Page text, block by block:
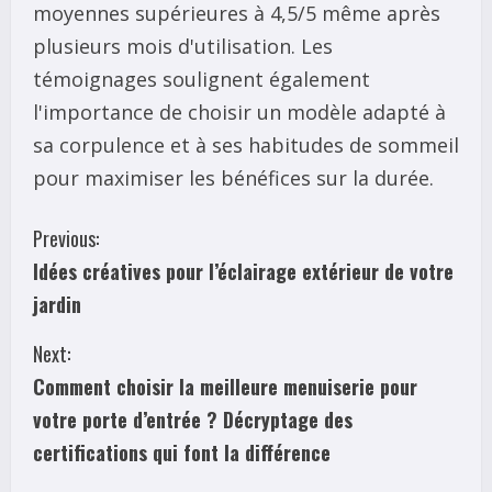
moyennes supérieures à 4,5/5 même après
plusieurs mois d'utilisation. Les
témoignages soulignent également
l'importance de choisir un modèle adapté à
sa corpulence et à ses habitudes de sommeil
pour maximiser les bénéfices sur la durée.
C
o
n
t
i
n
Previous:
Idées créatives pour l’éclairage extérieur de votre
jardin
Next:
Comment choisir la meilleure menuiserie pour
votre porte d’entrée ? Décryptage des
certifications qui font la différence